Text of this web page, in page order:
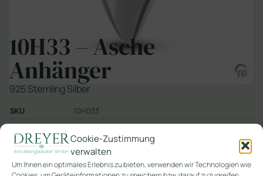
Cookie-Zustimmung
verwalten
Um Ihnen ein optimales Erlebnis zu bieten, verwenden wir Technologien wie
10H33 – Asche
Anhänger
925 Sternling Silber
SKU
10H033
Kategorie
2. Ascheschmuck
In den Warenkorb